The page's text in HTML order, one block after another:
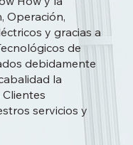
Operación,
y gracias a
de
debidamente
la
servicios y